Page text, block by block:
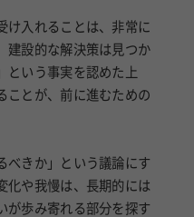
け入れることは、非常に
建設的な解決策は見つか
という事実を認めた上
ことが、前に進むための
べきか」という議論にす
化や我慢は、長期的には
が歩み寄れる部分を探す